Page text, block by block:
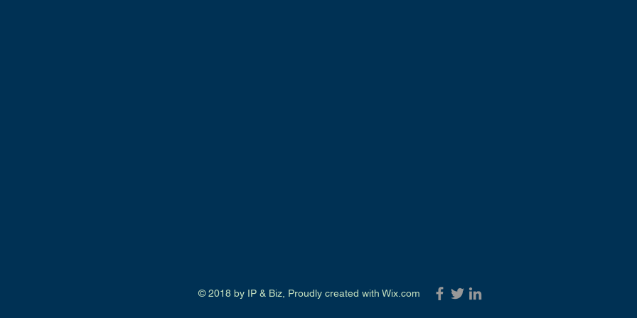
​​​​© 2018 by IP & Biz, Proudly created with Wix.com